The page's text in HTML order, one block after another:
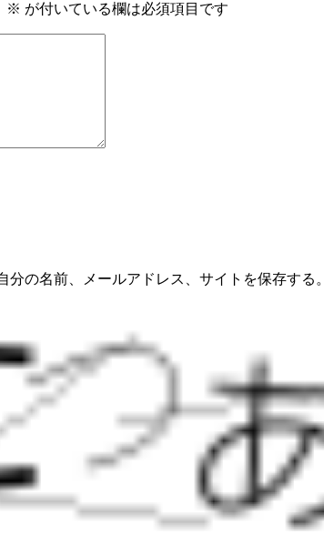
※ が付いている欄は必須項目です
の名前、メールアドレス、サイトを保存する。